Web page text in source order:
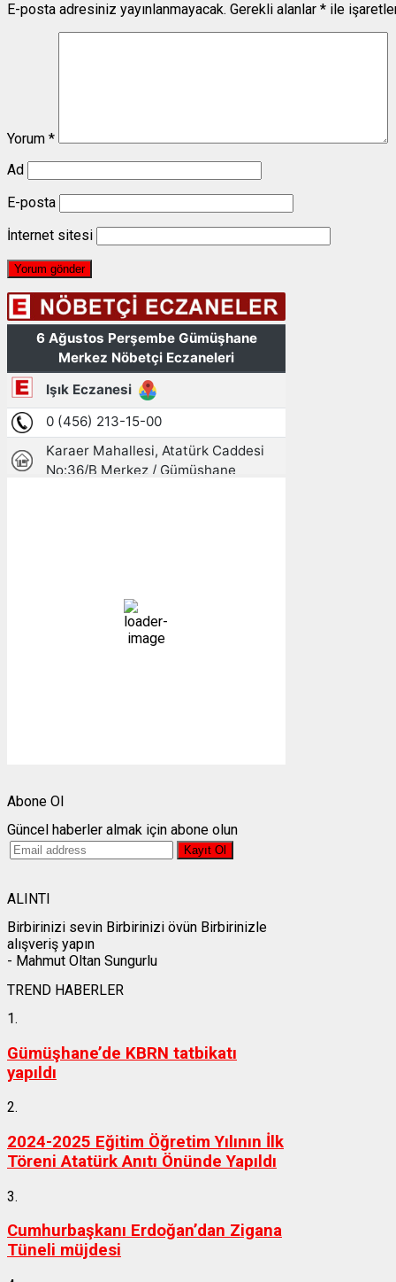
E-posta adresiniz yayınlanmayacak. Gerekli alanlar * ile
Yorum *
Ad
E-posta
İnternet sitesi
48 %
1009 mb
Abone Ol
Güncel haberler almak için abone olun
ALINTI
Birbirinizi sevin Birbirinizi övün Birbirinizle
alışveriş yapın
- Mahmut Oltan Sungurlu
TREND HABERLER
1.
Gümüşhane’de KBRN tatbikatı
yapıldı
2.
2024-2025 Eğitim Öğretim Yılının İlk
Töreni Atatürk Anıtı Önünde Yapıldı
3.
Cumhurbaşkanı Erdoğan’dan Zigana
Tüneli müjdesi